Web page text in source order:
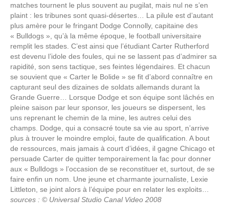
matches tournent le plus souvent au pugilat, mais nul ne s’en
plaint : les tribunes sont quasi-désertes… La pilule est d’autant
plus amère pour le fringant Dodge Connolly, capitaine des
« Bulldogs », qu’à la même époque, le football universitaire
remplit les stades. C’est ainsi que l’étudiant Carter Rutherford
est devenu l’idole des foules, qui ne se lassent pas d’admirer sa
rapidité, son sens tactique, ses feintes légendaires. Et chacun
se souvient que « Carter le Bolide » se fit d’abord connaître en
capturant seul des dizaines de soldats allemands durant la
Grande Guerre… Lorsque Dodge et son équipe sont lâchés en
pleine saison par leur sponsor, les joueurs se dispersent, les
uns reprenant le chemin de la mine, les autres celui des
champs. Dodge, qui a consacré toute sa vie au sport, n’arrive
plus à trouver le moindre emploi, faute de qualification. A bout
de ressources, mais jamais à court d’idées, il gagne Chicago et
persuade Carter de quitter temporairement la fac pour donner
aux « Bulldogs » l’occasion de se reconstituer et, surtout, de se
faire enfin un nom. Une jeune et charmante journaliste, Lexie
Littleton, se joint alors à l’équipe pour en relater les exploits…
sources : © Universal Studio Canal Video 2008